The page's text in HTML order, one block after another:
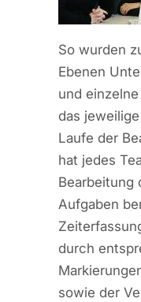
So wurden
Ebenen
und
das
Laufe der
hat jedes
Bearbeitung
Aufgaben
durch
sowie der